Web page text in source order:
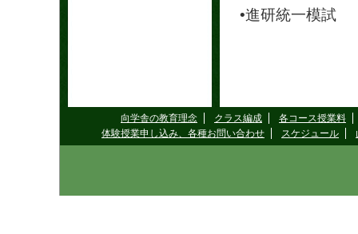
•進研統一模
向学舎の教育理念 クラス編成
各コース授業料
体験授業申し込み、各種お問い合わせ
スケジュール